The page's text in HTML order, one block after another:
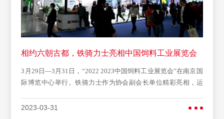
相约六朝古都，铁骑力士亮相中国饲料工业展览会
3月29日—3月31日，“2022 2023中国饲料工业展览会”在南京国
际博览中心举行。铁骑力士作为协会副会长单位精彩亮相，运
2023-03-31